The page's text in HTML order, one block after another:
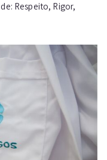
Respeito, Rigor,